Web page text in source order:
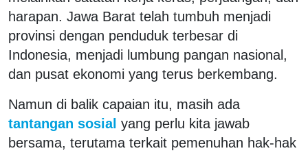
harapan. Jawa Barat telah tumbuh menjadi
provinsi dengan penduduk terbesar di
Indonesia, menjadi lumbung pangan nasional,
dan pusat ekonomi yang terus berkembang.
Namun di balik capaian itu, masih ada
tantangan sosial yang perlu kita jawab
bersama, terutama terkait pemenuhan hak-hak